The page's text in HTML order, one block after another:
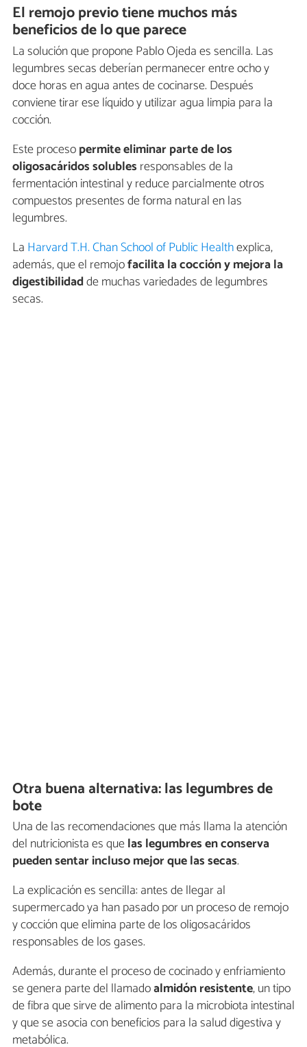
El remojo previo tiene muchos más
beneficios de lo que parece
La solución que propone Pablo Ojeda es sencilla. Las
legumbres secas deberían permanecer entre ocho y
doce horas en agua antes de cocinarse. Después
conviene tirar ese líquido y utilizar agua limpia para la
cocción.
Este procesopermite eliminar parte de los
oligosacáridos solubles responsables de la
fermentación intestinal y reduce parcialmente otros
compuestos presentes de forma natural en las
legumbres.
La Harvard T.H. Chan School of Public Healthexplica,
además, que el remojofacilita la cocción y mejora la
digestibilidadde muchas variedades de legumbres
secas.
Otra buena alternativa: las legumbres de
bote
Una de las recomendaciones que más llama la atención
del nutricionista es quelas legumbres en conserva
pueden sentar incluso mejor que las secas.
La explicación es sencilla: antes de llegar al
supermercado ya han pasado por un proceso de remojo
y cocción que elimina parte de los oligosacáridos
responsables de los gases.
Además, durante el proceso de cocinado y enfriamiento
se genera parte del llamadoalmidón resistente, un tipo
de fibra que sirve de alimento para la microbiota intestinal
y que se asocia con beneficios para la salud digestiva y
metabólica.